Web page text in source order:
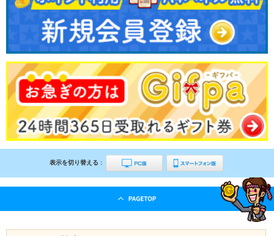
表示を切り替える :